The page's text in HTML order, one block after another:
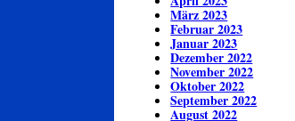
März 2023
Februar 2023
Januar 2023
Dezember 2022
November 2022
Oktober 2022
September 2022
August 2022